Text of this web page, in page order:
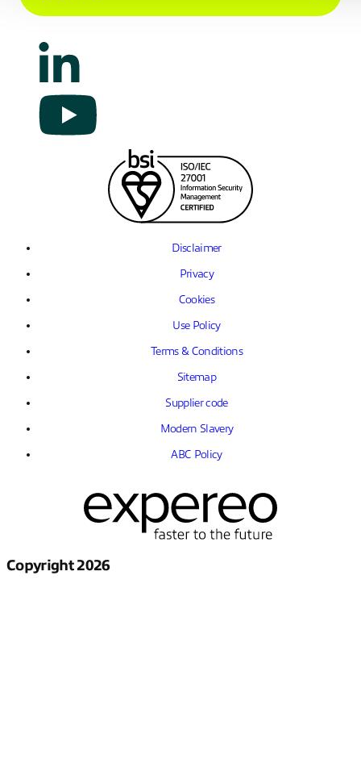
Disclaimer
Privacy
Cookies
Use Policy
Terms & Conditions
Sitemap
Supplier code
Modern Slavery
ABC Policy
Copyright 2026